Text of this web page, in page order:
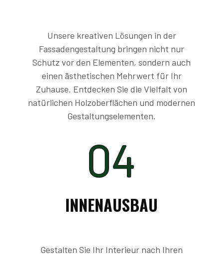
Unsere kreativen Lösungen in der
Fassadengestaltung bringen nicht nur
Schutz vor den Elementen, sondern auch
einen ästhetischen Mehrwert für Ihr
Zuhause. Entdecken Sie die Vielfalt von
natürlichen Holzoberflächen und modernen
Gestaltungselementen.
04
INNENAUSBAU
Gestalten Sie Ihr Interieur nach Ihren